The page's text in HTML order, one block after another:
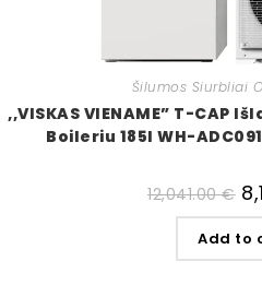
Šilumos Siurbliai
,,VISKAS VIENAME” T-CAP
Boileriu 185l WH-
12,041.00€
Add to